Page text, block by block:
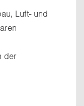
Luft- und
der